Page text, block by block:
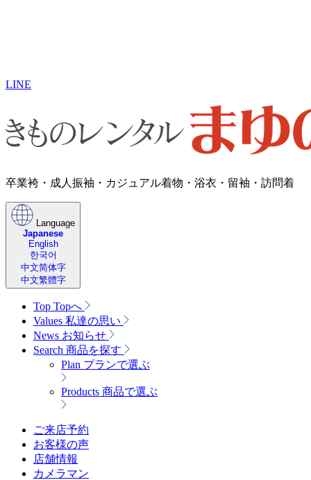
LINE
卒業袴・成人振袖・カジュアル着物・浴衣・留袖・訪問着
Language
Japanese
English
한국어
中文简体字
中文繁體字
Top Topへ
Values 私達の思い
News お知らせ
Search 商品を探す
Plan プランで選ぶ
Products 商品で選ぶ
ご来店予約
お客様の声
店舗情報
カメラマン